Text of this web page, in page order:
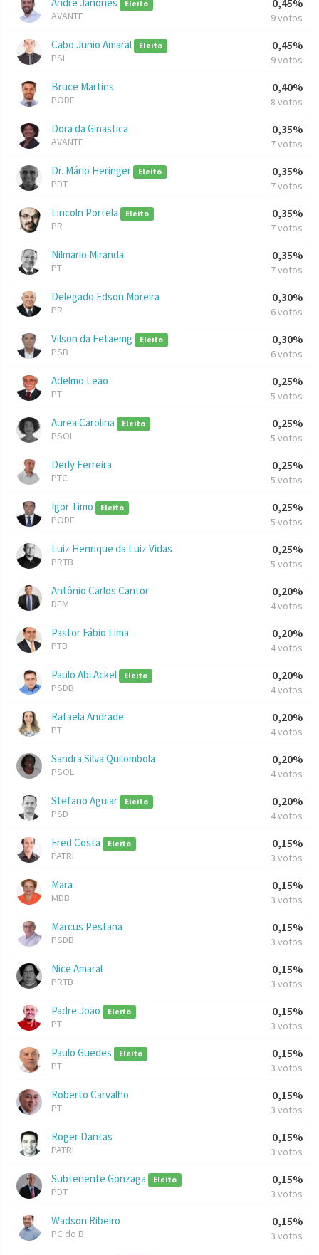
Eleito
AVANTE
0,45%
9 votos
Cabo Junio Amaral Eleito
PSL
0,45%
9 votos
Bruce Martins
PODE
0,40%
8 votos
Dora da Ginastica
AVANTE
0,35%
7 votos
Dr. Mário Heringer Eleito
PDT
0,35%
7 votos
Lincoln Portela Eleito
PR
0,35%
7 votos
Nilmario Miranda
PT
0,35%
7 votos
Delegado Edson Moreira
PR
0,30%
6 votos
Vilson da Fetaemg Eleito
PSB
0,30%
6 votos
Adelmo Leão
PT
0,25%
5 votos
Aurea Carolina Eleito
PSOL
0,25%
5 votos
Derly Ferreira
PTC
0,25%
5 votos
Igor Timo Eleito
PODE
0,25%
5 votos
Luiz Henrique da Luiz Vidas
PRTB
0,25%
5 votos
Antônio Carlos Cantor
DEM
0,20%
4 votos
Pastor Fábio Lima
PTB
0,20%
4 votos
Paulo Abi Ackel Eleito
PSDB
0,20%
4 votos
Rafaela Andrade
PT
0,20%
4 votos
Sandra Silva Quilombola
PSOL
0,20%
4 votos
Stefano Aguiar Eleito
PSD
0,20%
4 votos
Fred Costa Eleito
PATRI
0,15%
3 votos
Mara
MDB
0,15%
3 votos
Marcus Pestana
PSDB
0,15%
3 votos
Nice Amaral
PRTB
0,15%
3 votos
Padre João Eleito
PT
0,15%
3 votos
Paulo Guedes Eleito
PT
0,15%
3 votos
Roberto Carvalho
PT
0,15%
3 votos
Roger Dantas
PATRI
0,15%
3 votos
Subtenente Gonzaga Eleito
PDT
0,15%
3 votos
Wadson Ribeiro
PC do B
0,15%
3 votos